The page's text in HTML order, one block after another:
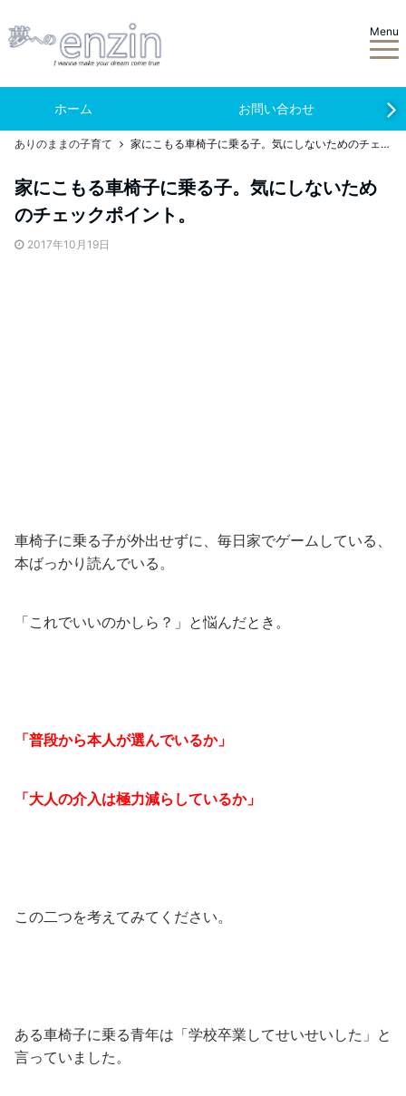
Menu
ホーム お問い合わせ
ありのままの子育て 家にこもる車椅子に乗る子。気にしないためのチェックポイント。
家にこもる車椅子に乗る子。気にしないため
のチェックポイント。
2017年10月19日
車椅子に乗る子が外出せずに、毎日家でゲームしている、
本ばっかり読んでいる。
「これでいいのかしら？」と悩んだとき。
「普段から本人が選んでいるか」
「大人の介入は極力減らしているか」
この二つを考えてみてください。
ある車椅子に乗る青年は「学校卒業してせいせいした」と
言っていました。